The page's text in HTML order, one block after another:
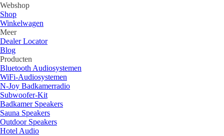
Webshop
Shop
Winkelwagen
Meer
Dealer Locator
Blog
Producten
Bluetooth Audiosystemen
WiFi-Audiosystemen
N-Joy Badkamerradio
Subwoofer-Kit
Badkamer Speakers
Sauna Speakers
Outdoor Speakers
Hotel Audio